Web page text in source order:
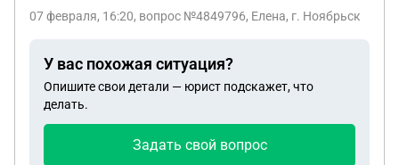
специфика работы. После отработки одной смены
работе, по причине того, что для меня это
оказалось физически тяжелой работой. Хочу
уволиться без отработки, возможно ли это,
отработала всего 3 дня. Есть ли такое, что на при
07 февраля, 16:20, вопрос №4849796, Елена, г. Ноябрьск
У вас похожая ситуация?
Опишите свои детали — юрист подскажет, что
делать.
Задать свой вопрос